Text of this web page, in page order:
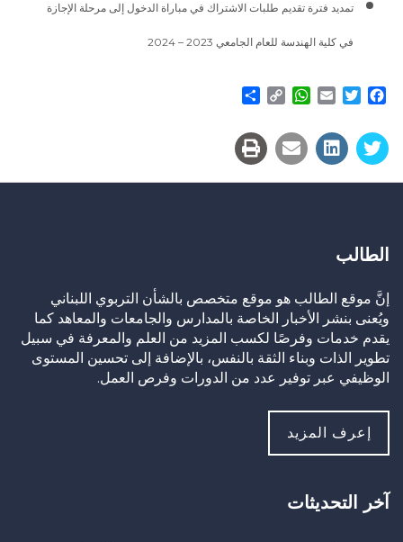
تمديد فترة تقديم طلبات الاشتراك في مباراة الدخول إلى مرحلة الإجازة
في كلية الهندسة للعام الجامعي 2023 – 2024
Facebook
Twitter
Email
WhatsApp
Copy
الطالب
إنَّ موقع الطالب هو موقع متخصص بالشأن التربوي اللبناني
ويُعنى بنشر الأخبار الخاصة بالمدارس والجامعات والمعاهد كما
يقدم خدمات وفرصًا لكسب المزيد من العلم والمعرفة في سبيل
تطوير الذات وبناء الثقة بالنفس، بالإضافة إلى تحسين المستوى
الوظيفي عبر توفير عدد من الدورات وفرص العمل.
إعرف المزيد
آخر التحديثات